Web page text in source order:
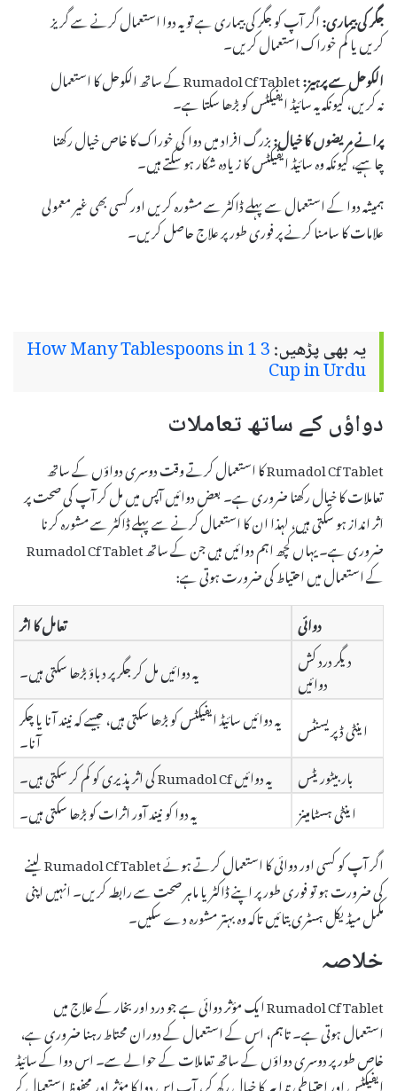
جگر کی بیماری:اگر آپ کو جگر کی بیماری ہے تو یہ دوا استعمال کرنے سے گریز
کریں یا کم خوراک استعمال کریں۔
الکوحل سے پرہیز:
Rumadol Cf Tablet کے ساتھ الکوحل کا استعمال
نہ کریں، کیونکہ یہ سائیڈ ایفیکٹس کو بڑھا سکتا ہے۔
پرانے مریضوں کا خیال:بزرگ افراد میں دوا کی خوراک کا خاص خیال رکھنا
چاہیے، کیونکہ وہ سائیڈ ایفیکٹس کا زیادہ شکار ہو سکتے ہیں۔
ہمیشہ دوا کے استعمال سے پہلے ڈاکٹر سے مشورہ کریں اور کسی بھی غیر معمولی
علامات کا سامنا کرنے پر فوری طور پر علاج حاصل کریں۔
یہ بھی پڑھیں:How Many Tablespoons in 1 3
Cup in Urdu
دواؤں کے ساتھ تعاملات
Rumadol Cf Tablet کا استعمال کرتے وقت دوسری دواؤں کے ساتھ
تعاملات کا خیال رکھنا ضروری ہے۔ بعض دوائیں آپس میں مل کر آپ کی صحت پر
اثر انداز ہو سکتی ہیں، لہذا ان کا استعمال کرنے سے پہلے ڈاکٹر سے مشورہ کرنا
ضروری ہے۔ یہاں کچھ اہم دوائیں ہیں جن کے ساتھ Rumadol Cf Tablet
کے استعمال میں احتیاط کی ضرورت ہوتی ہے:
دوائی
تعامل کا اثر
دیگر درد کش
دوائیں
یہ دوائیں مل کر جگر پر دباؤ بڑھا سکتی ہیں۔
اینٹی ڈپریسنٹس یہ دوائیں سائیڈ ایفیکٹس کو بڑھا سکتی ہیں، جیسے کہ نیند آنا یا چکر
آنا۔
باربیٹوریٹس
یہ دوائیں Rumadol Cf کی اثر پذیری کو کم کر سکتی ہیں۔
اینٹی ہسٹامینز
یہ دوا کو نیند آور اثرات کو بڑھا سکتی ہیں۔
اگر آپ کو کسی اور دوائی کا استعمال کرتے ہوئے Rumadol Cf Tablet لینے
کی ضرورت ہو تو فوری طور پر اپنے ڈاکٹر یا ماہر صحت سے رابطہ کریں۔ انہیں اپنی
مکمل میڈیکل ہسٹری بتائیں تاکہ وہ بہتر مشورہ دے سکیں۔
خلاصہ
Rumadol Cf Tablet ایک مؤثر دوائی ہے جو درد اور بخار کے علاج میں
استعمال ہوتی ہے۔ تاہم، اس کے استعمال کے دوران محتاط رہنا ضروری ہے،
خاص طور پر دوسری دواؤں کے ساتھ تعاملات کے حوالے سے۔ اس دوا کے سائیڈ
ایفیکٹس اور احتیاطی تدابیر کا خیال رکھ کر، آپ اس دوا کا مؤثر اور محفوظ استعمال کر